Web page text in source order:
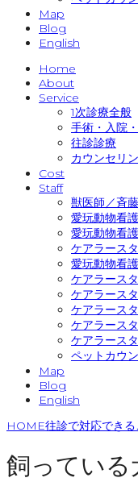
Map
Blog
English
Home
About
Service
1次診療全般
手術・入院
往診診療
カウンセリ
Cost
Staff
獣医師／斉
愛玩動物看
愛玩動物看
ケアラース
愛玩動物看
ケアラース
ケアラース
ケアラース
ケアラース
ケアラース
ペットカウ
Map
Blog
English
HOME往診で対応でき
飼っている